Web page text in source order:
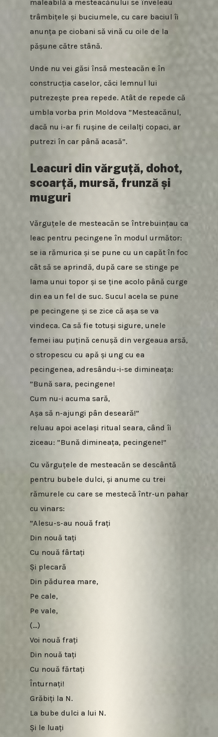
maleabilă a mesteacănului se înveleau
trâmbițele și buciumele, cu care baciul îi
anunța pe ciobani să vină cu oile de la
pășune către stână.
Unde nu vei găsi însă mesteacăn e în
construcția caselor, căci lemnul lui
putrezește prea repede. Atât de repede că
umbla vorba prin Moldova ”Mesteacănul,
dacă nu i-ar fi rușine de ceilalți copaci, ar
putrezi în car până acasă”.
Leacuri din vărguță, dohot,
scoarță, mursă, frunză și
muguri
Vărguțele de mesteacăn se întrebuințau ca
leac pentru pecingene în modul următor:
se ia rămurica și se pune cu un capăt în foc
cât să se aprindă, după care se stinge pe
lama unui topor și se ține acolo până curge
din ea un fel de suc. Sucul acela se pune
pe pecingene și se zice că așa se va
vindeca. Ca să fie totuși sigure, unele
femei iau puțină cenușă din vergeaua arsă,
o stropescu cu apă și ung cu ea
pecingenea, adresându-i-se dimineața:
”Bună sara, pecingene!
Cum nu-i acuma sară,
Așa să n-ajungi pân deseară!”
reluau apoi același ritual seara, când îi
ziceau: ”Bună dimineața, pecingene!”
Cu vărguțele de mesteacăn se descântă
pentru bubele dulci, și anume cu trei
rămurele cu care se mestecă într-un pahar
cu vinars:
”Alesu-s-au nouă frați
Din nouă tați
Cu nouă fârtați
Și plecară
Din pădurea mare,
Pe cale,
Pe vale,
(…)
Voi nouă frați
Din nouă tați
Cu nouă fărtați
Înturnați!
Grăbiți la N.
La bube dulci a lui N.
Și le luați